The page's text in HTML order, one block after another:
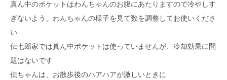
真ん中のポケットはわんちゃんのお腹にあたりますので冷やしす
ぎないよう、わんちゃんの様子を見て数を調整してお使いくださ
い
伝七郎家では真ん中ポケットは使っていませんが、冷却効果に問
題はないです
伝ちゃんは、お散歩後のハアハアが激しいときに